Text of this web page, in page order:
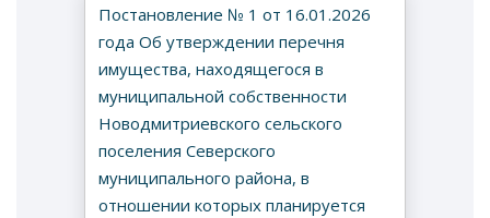
Постановление № 1 от 16.01.2026
года Об утверждении перечня
имущества, находящегося в
муниципальной собственности
Новодмитриевского сельского
поселения Северского
муниципального района, в
отношении которых планируется